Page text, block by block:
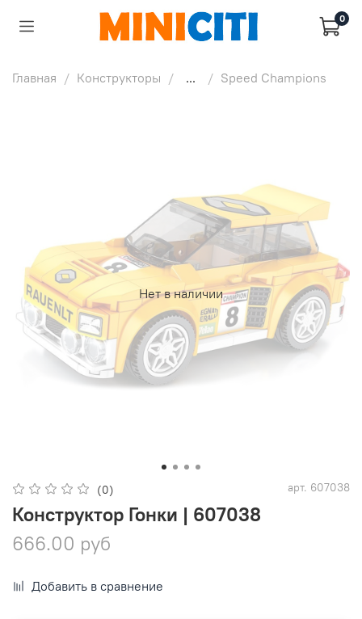
0
Главная Конструкторы ... Speed Champions
Нет в наличии
(0) арт. 607038
Конструктор Гонки | 607038
666.00 руб
Добавить в сравнение